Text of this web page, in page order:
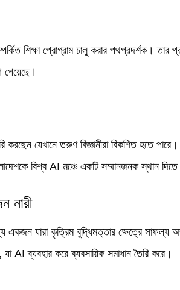
শিক্ষা প্রোগ্রাম চালু করার পথপ্রদর্শক। তার
পেয়েছে।
যেখানে তরুণ বিজ্ঞানীরা বিকশিত হতে
বিশ্ব AI মঞ্চে একটি সম্মানজনক স্থান
নারী
একজন যারা কৃত্রিম বুদ্ধিমত্তার ক্ষেত্রে সাফল্য
AI ব্যবহার করে ব্যবসায়িক সমাধান তৈরি করে।